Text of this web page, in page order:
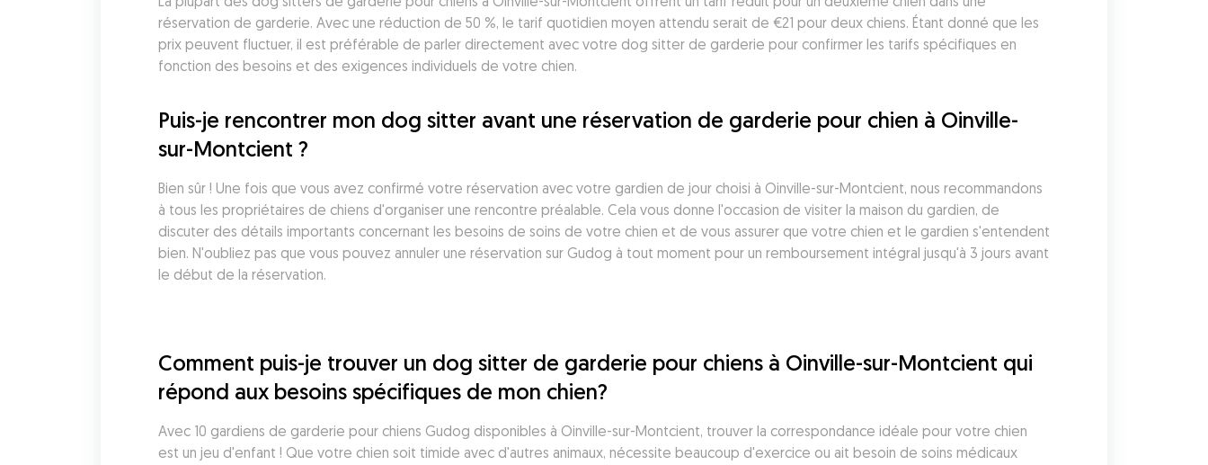
réservation de garderie. Avec une réduction de 50 %, le tarif quotidien moyen attendu serait de €21 pour deux chiens. Étant donné que les
prix peuvent fluctuer, il est préférable de parler directement avec votre dog sitter de garderie pour confirmer les tarifs spécifiques en
fonction des besoins et des exigences individuels de votre chien.
Puis-je rencontrer mon dog sitter avant une réservation de garderie pour chien à Oinville-
sur-Montcient ?
Bien sûr ! Une fois que vous avez confirmé votre réservation avec votre gardien de jour choisi à Oinville-sur-Montcient, nous recommandons
à tous les propriétaires de chiens d'organiser une rencontre préalable. Cela vous donne l'occasion de visiter la maison du gardien, de
discuter des détails importants concernant les besoins de soins de votre chien et de vous assurer que votre chien et le gardien s'entendent
bien. N'oubliez pas que vous pouvez annuler une réservation sur Gudog à tout moment pour un remboursement intégral jusqu'à 3 jours avant
le début de la réservation.
Comment puis-je trouver un dog sitter de garderie pour chiens à Oinville-sur-Montcient qui
répond aux besoins spécifiques de mon chien?
Avec 10 gardiens de garderie pour chiens Gudog disponibles à Oinville-sur-Montcient, trouver la correspondance idéale pour votre chien
est un jeu d'enfant ! Que votre chien soit timide avec d'autres animaux, nécessite beaucoup d'exercice ou ait besoin de soins médicaux